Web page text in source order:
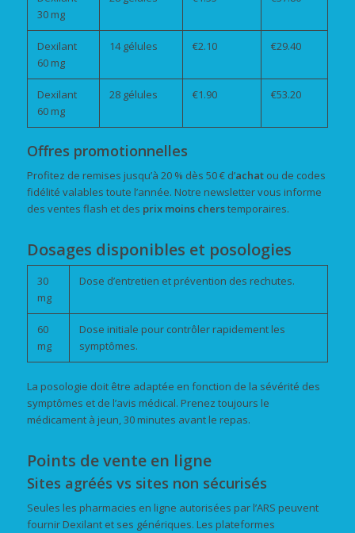
30 mg
Dexilant
60 mg
14 gélules €2.10 €29.40
Dexilant
60 mg
28 gélules €1.90 €53.20
Offres promotionnelles
Profitez de remises jusqu’à 20 % dès 50 € d’achatou de codes
fidélité valables toute l’année. Notre newsletter vous informe
des ventes flash et des prix moins cherstemporaires.
Dosages disponibles et posologies
30
mg
Dose d’entretien et prévention des rechutes.
60
mg
Dose initiale pour contrôler rapidement les
symptômes.
La posologie doit être adaptée en fonction de la sévérité des
symptômes et de l’avis médical. Prenez toujours le
médicament à jeun, 30 minutes avant le repas.
Points de vente en ligne
Sites agréés vs sites non sécurisés
Seules les pharmacies en ligne autorisées par l’ARS peuvent
fournir Dexilant et ses génériques. Les plateformes